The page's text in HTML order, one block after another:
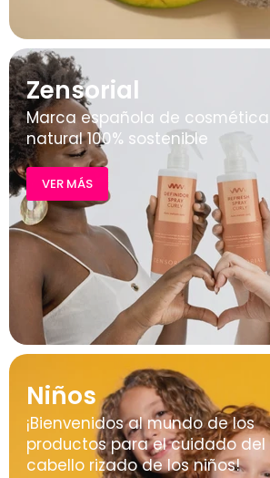
Zensorial
Marca española de cosmética
natural 100% sostenible
VER MÁS
Niños
¡Bienvenidos al mundo de los
productos para el cuidado del
cabello rizado de los niños!